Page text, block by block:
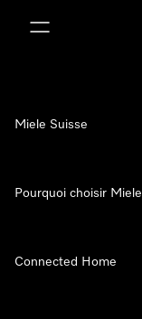
Miele Suisse
Pourquoi choisir Miele
Connected Home